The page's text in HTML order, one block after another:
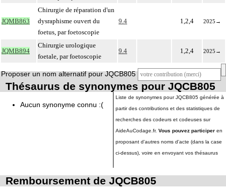
JQMB863
Chirurgie de réparation d'un
dysraphisme ouvert du
foetus, par foetoscopie
9.4 1,2,4 2025 →
JQMB894
Chirurgie urologique
foetale, par foetoscopie
9.4 1,2,4 2025 →
Proposer un nom alternatif pour JQCB805
Thésaurus de synonymes pour JQCB805
Aucun synonyme connu :(
Liste de synonymes pour JQCB805 générée à
partir des contributions et des statistiques de
recherches des codeurs et codeuses sur
AideAuCodage.fr. Vous pouvez participer en
proposant d'autres noms d'acte (dans la case
ci-dessus), voire en envoyant vos thésaurus
Remboursement de JQCB805